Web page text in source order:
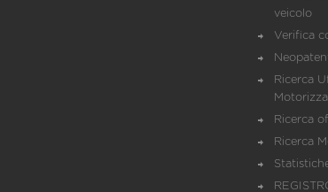
veicolo
Verifica
Ricerca
Ricerca
Ricerca